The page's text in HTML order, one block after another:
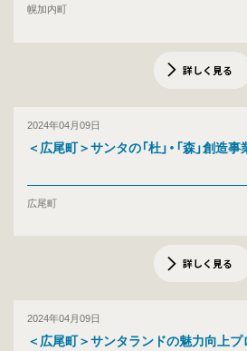
幌加内町
詳しく見る
2024年04月09日
＜広尾町＞サンタの「杜」・「森」創造事
広尾町
詳しく見る
2024年04月09日
＜広尾町＞サンタランドの魅力向上プ